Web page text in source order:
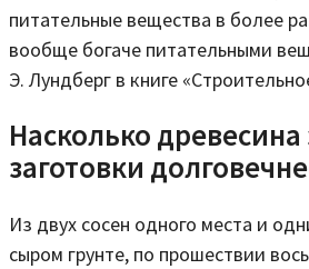
питательные вещества в более
вообще богаче питательными
Э. Лундберг в книге
Насколько
заготовки
Из двух сосен одного места и
сыром грунте, по прошествии